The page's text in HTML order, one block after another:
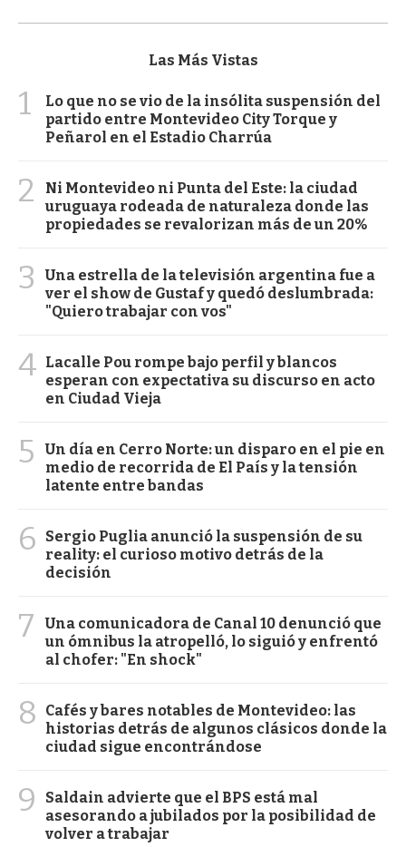
Las Más Vistas
1
Lo que no se vio de la insólita suspensión del
partido entre Montevideo City Torque y
Peñarol en el Estadio Charrúa
2
Ni Montevideo ni Punta del Este: la ciudad
uruguaya rodeada de naturaleza donde las
propiedades se revalorizan más de un 20%
3
Una estrella de la televisión argentina fue a
ver el show de Gustaf y quedó deslumbrada:
"Quiero trabajar con vos"
4 Lacalle Pou rompe bajo perfil y blancos
esperan con expectativa su discurso en acto
en Ciudad Vieja
5
Un día en Cerro Norte: un disparo en el pie en
medio de recorrida de El País y la tensión
latente entre bandas
6
Sergio Puglia anunció la suspensión de su
reality: el curioso motivo detrás de la
decisión
7
Una comunicadora de Canal 10 denunció que
un ómnibus la atropelló, lo siguió y enfrentó
al chofer: "En shock"
8
Cafés y bares notables de Montevideo: las
historias detrás de algunos clásicos donde la
ciudad sigue encontrándose
9
Saldain advierte que el BPS está mal
asesorando a jubilados por la posibilidad de
volver a trabajar